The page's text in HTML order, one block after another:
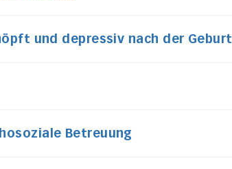
und depressiv nach der Geburt
Betreuung